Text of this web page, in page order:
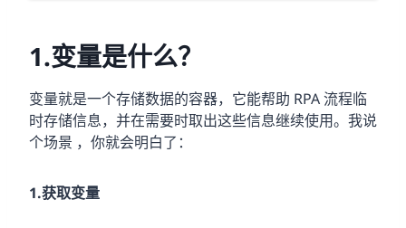
1.变量是什么？
变量就是一个存储数据的容器，它能帮助 RPA 流程临
时存储信息，并在需要时取出这些信息继续使用。我说
个场景 ，你就会明白了：
1.获取变量